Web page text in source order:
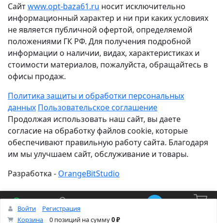
Сайтwww.opt-baza61.ru носит исключительно
информационный характер и ни при каких условиях
не является публичной офертой, определяемой
положениями ГК РФ. Для получения подробной
информации о наличии, видах, характеристиках и
стоимости материалов, пожалуйста, обращайтесь в
офисы продаж.
Политика защиты и обработки персональных
данных Пользовательское соглашение
Продолжая использовать наш сайт, вы даете
согласие на обработку файлов cookie, которые
обеспечивают правильную работу сайта. Благодаря
им мы улучшаем сайт, обслуживание и товары.
Разработка - OrangeBitStudio
Войти
Регистрация
Корзина
0 позиций на сумму0 ₽
Кабинет Смотрели